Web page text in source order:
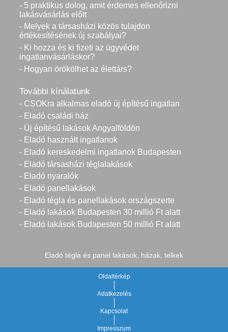
- 5 praktikus dolog, amit érdemes ellenőrizni
lakásvásárlás előtt
- Melyek a társasházi közös tulajdon
értékesítésének új szabályai?
- Ki hozza és ki fizeti az ügyvédet
ingatlanvásárláskor?
- Hogyan örökölhet az élettárs?
További kínálatunk
- CSOKra alkalmas eladó új építésű ingatlan
- Eladó családi ház
- Új építésű lakások Angyalföldön
- Eladó használt ingatlanok
- Eladó kereskedelmi ingatlanok Budapesten
- Eladó társasházi téglalakások
- Eladó nyaralók
- Eladó panellakások
- Eladó tégla és panellakások országszerte
- Eladó lakások Budapesten 30 millió Ft alatt
- Eladó lakások Budapesten 50 millió Ft alatt
Eladó tégla és panel lakások, házak, telkek
Oldaltérkép
Adatkezelés
Kapcsolat
Impresszum